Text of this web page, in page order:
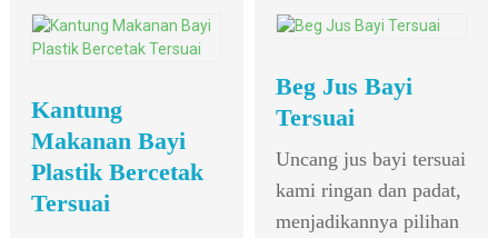
Lihat Butiran
Kantung
Makanan Bayi
Plastik Bercetak
Tersuai
Beg Jus Bayi
Tersuai
Uncang jus bayi tersuai
kami ringan dan padat,
menjadikannya pilihan